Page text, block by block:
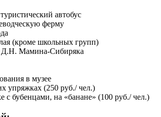
автобус
ферму
(кроме школьных групп)
Д.Н. Мамина-Сибиряка
в музее
упряжках (250 руб./ чел.)
с бубенцами, на «банане» (100 руб./ чел.)